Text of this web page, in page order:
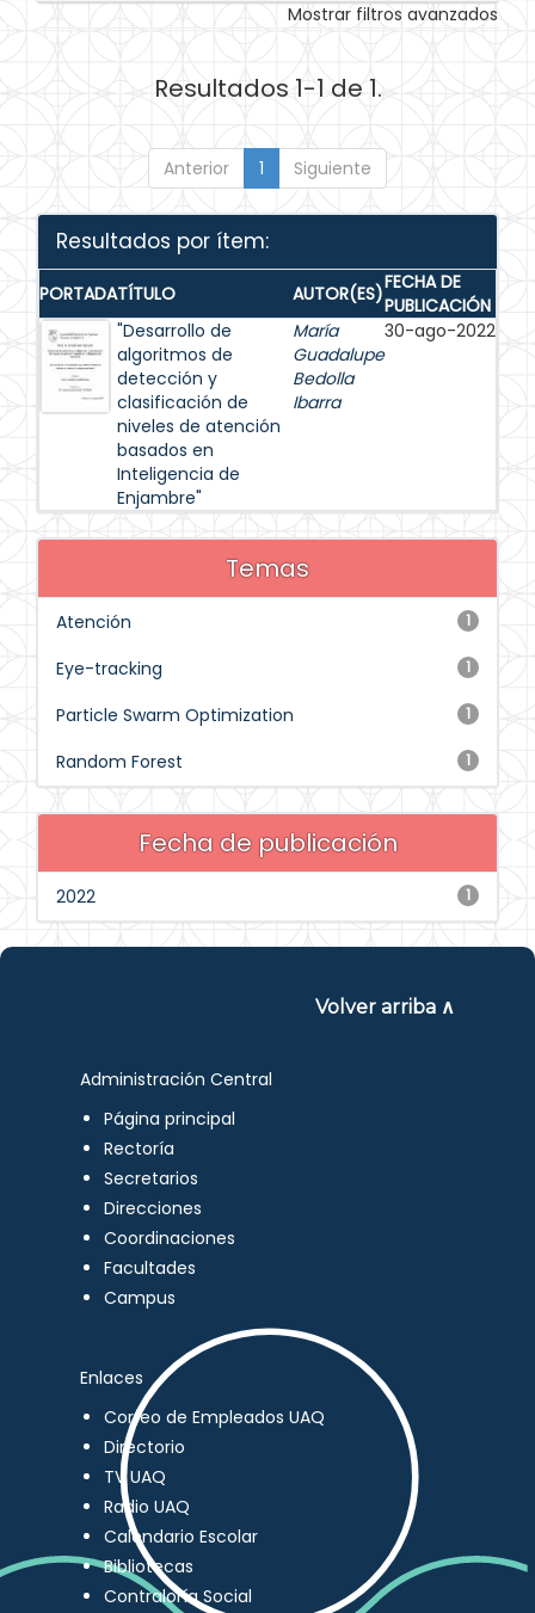
Mostrar filtros avanzados
Resultados 1-1 de 1.
Anterior 1 Siguiente
Resultados por ítem:
PORTADATÍTULO AUTOR(ES)FECHA DE
PUBLICACIÓN
"Desarrollo de
algoritmos de
detección y
clasificación de
niveles de atención
basados en
Inteligencia de
Enjambre"
María
Guadalupe
Bedolla
Ibarra
30-ago-2022
Temas
1
Atención
1
Eye-tracking
1
Particle Swarm Optimization
1
Random Forest
Fecha de publicación
1
2022
Volver arriba ∧
Administración Central
Página principal
Rectoría
Secretarios
Direcciones
Coordinaciones
Facultades
Campus
Enlaces
Correo de Empleados UAQ
Directorio
TV UAQ
Radio UAQ
Calendario Escolar
Bibliotecas
Contraloría Social